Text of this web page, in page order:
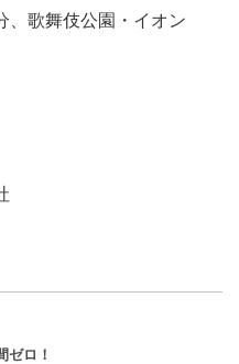
、歌舞伎公園・イオン
ゼロ！